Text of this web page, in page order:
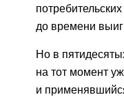
до времени
Но в
на тот момент
и